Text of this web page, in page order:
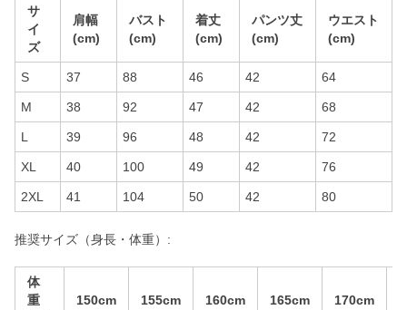
サ
イ
ズ
肩幅
(cm)
バスト
(cm)
着丈
(cm)
パンツ丈
(cm)
ウエスト
(cm)
S 37 88 46 42 64
M 38 92 47 42 68
L 39 96 48 42 72
XL 40 100 49 42 76
2XL 41 104 50 42 80
推奨サイズ（身長・体重）:
体
重
150cm 155cm 160cm 165cm 170cm